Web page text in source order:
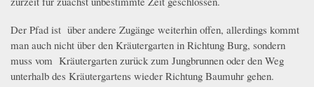
Der Pfad ist über andere Zugänge weiterhin offen, allerdings kommt
man auch nicht über den Kräutergarten in Richtung Burg, sondern
muss vom Kräutergarten zurück zum Jungbrunnen oder den Weg
unterhalb des Kräutergartens wieder Richtung Baumuhr gehen.